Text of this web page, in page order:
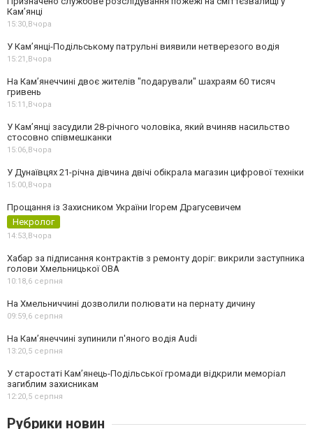
Кам’янці
15:30,Вчора
У Кам’янці-Подільському патрульні виявили нетверезого водія
15:21,Вчора
На Камʼянеччині двоє жителів "подарували" шахраям 60 тисяч
гривень
15:11,Вчора
У Камʼянці засудили 28-річного чоловіка, який вчиняв насильство
стосовно співмешканки
15:06,Вчора
У Дунаївцях 21-річна дівчина двічі обікрала магазин цифрової техніки
15:00,Вчора
Прощання із Захисником України Ігорем Драгусевичем
Некролог
14:53,Вчора
Хабар за підписання контрактів з ремонту доріг: викрили заступника
голови Хмельницької ОВА
10:18,6 серпня
На Хмельниччині дозволили полювати на пернату дичину
09:59,6 серпня
На Камʼянеччині зупинили п'яного водія Audi
13:20,5 серпня
У старостаті Кам’янець-Подільської громади відкрили меморіал
загиблим захисникам
12:20,5 серпня
Рубрики новин